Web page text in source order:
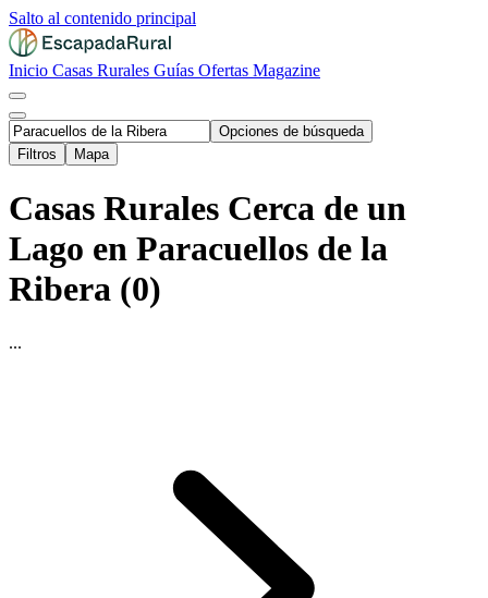
Salto al contenido principal
Inicio Casas Rurales Guías Ofertas Magazine
Opciones de búsqueda
Filtros
Mapa
Casas Rurales Cerca de un
Lago en Paracuellos de la
Ribera (0)
...